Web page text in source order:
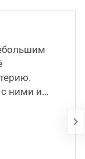
ними и